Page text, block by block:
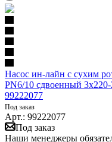
Насос ин-лайн с сухим
PN6/10 сдвоенный
99222077
Под заказ
Арт.: 99222077
Под заказ
Наши менеджеры